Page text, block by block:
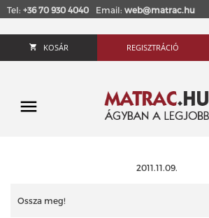
Tel: +36 70 930 4040 Email: web@matrac.hu
KOSÁR REGISZTRÁCIÓ
2011.11.09.
Ossza meg!